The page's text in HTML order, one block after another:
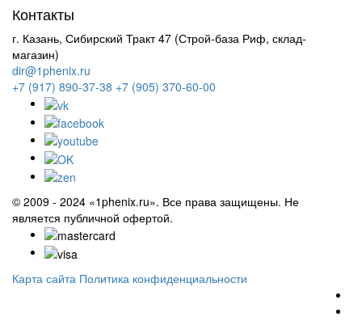
Контакты
г. Казань, Сибирский Тракт 47 (Строй-база Риф, склад-
магазин)
dir@1phenix.ru
+7 (917) 890-37-38 +7 (905) 370-60-00
© 2009 - 2024 «1phenix.ru». Все права защищены. Не
является публичной офертой.
Карта сайта Политика конфиденциальности